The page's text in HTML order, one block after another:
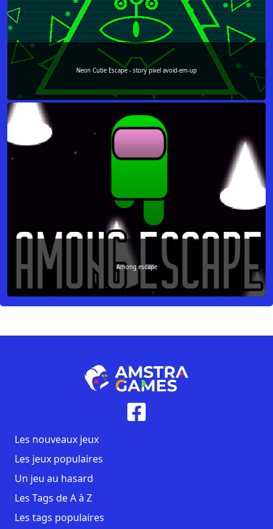
Neon Cube Escape - story pixel avoid-em-up
Among escape
Les nouveaux jeux
Les jeux populaires
Un jeu au hasard
Les Tags de A à Z
Les tags populaires